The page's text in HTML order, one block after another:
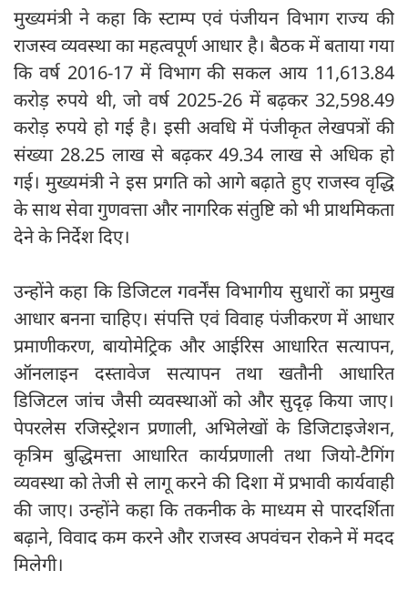
मुख्यमंत्री ने कहा कि स्टाम्प एवं पंजीयन विभाग राज्य की
राजस्व व्यवस्था का महत्वपूर्ण आधार है। बैठक में बताया गया
कि वर्ष 2016-17 में विभाग की सकल आय 11,613.84
करोड़ रुपये थी, जो वर्ष 2025-26 में बढ़कर 32,598.49
करोड़ रुपये हो गई है। इसी अवधि में पंजीकृत लेखपत्रों की
संख्या 28.25 लाख से बढ़कर 49.34 लाख से अधिक हो
गई। मुख्यमंत्री ने इस प्रगति को आगे बढ़ाते हुए राजस्व वृद्धि
के साथ सेवा गुणवत्ता और नागरिक संतुष्टि को भी प्राथमिकता
देने के निर्देश दिए।
उन्होंने कहा कि डिजिटल गवर्नेंस विभागीय सुधारों का प्रमुख
आधार बनना चाहिए। संपत्ति एवं विवाह पंजीकरण में आधार
प्रमाणीकरण, बायोमेट्रिक और आईरिस आधारित सत्यापन,
ऑनलाइन दस्तावेज सत्यापन तथा खतौनी आधारित
डिजिटल जांच जैसी व्यवस्थाओं को और सुदृढ़ किया जाए।
पेपरलेस रजिस्ट्रेशन प्रणाली, अभिलेखों के डिजिटाइजेशन,
कृत्रिम बुद्धिमत्ता आधारित कार्यप्रणाली तथा जियो-टैगिंग
व्यवस्था को तेजी से लागू करने की दिशा में प्रभावी कार्यवाही
की जाए। उन्होंने कहा कि तकनीक के माध्यम से पारदर्शिता
बढ़ाने, विवाद कम करने और राजस्व अपवंचन रोकने में मदद
मिलेगी।